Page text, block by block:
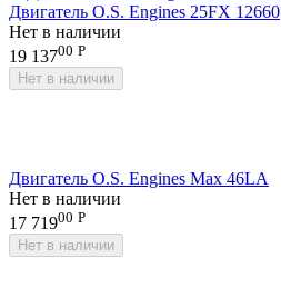
Двигатель O.S. Engines 25FX 12660
Нет в наличии
19 13700 Р
Нет в наличии
Двигатель O.S. Engines Max 46LA
Нет в наличии
17 71900 Р
Нет в наличии